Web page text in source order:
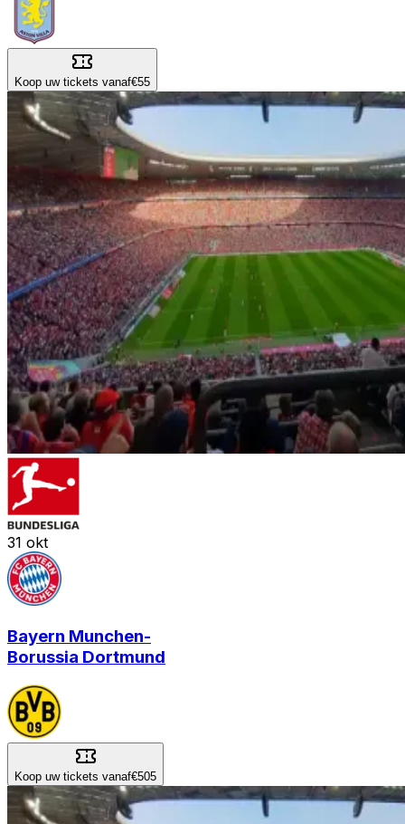
Koop uw tickets vanaf€55
31 okt
Bayern Munchen-
Borussia Dortmund
Koop uw tickets vanaf€505